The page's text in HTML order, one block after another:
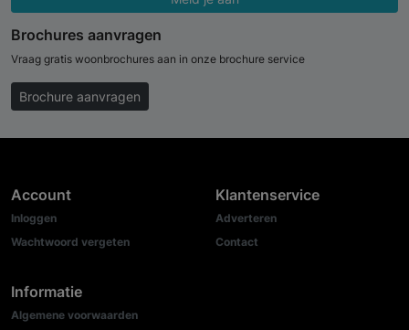
Brochures aanvragen
Vraag gratis woonbrochures aan in onze brochure service
Brochure aanvragen
Account
Inloggen
Wachtwoord vergeten
Informatie
Algemene voorwaarden
Klantenservice
Adverteren
Contact